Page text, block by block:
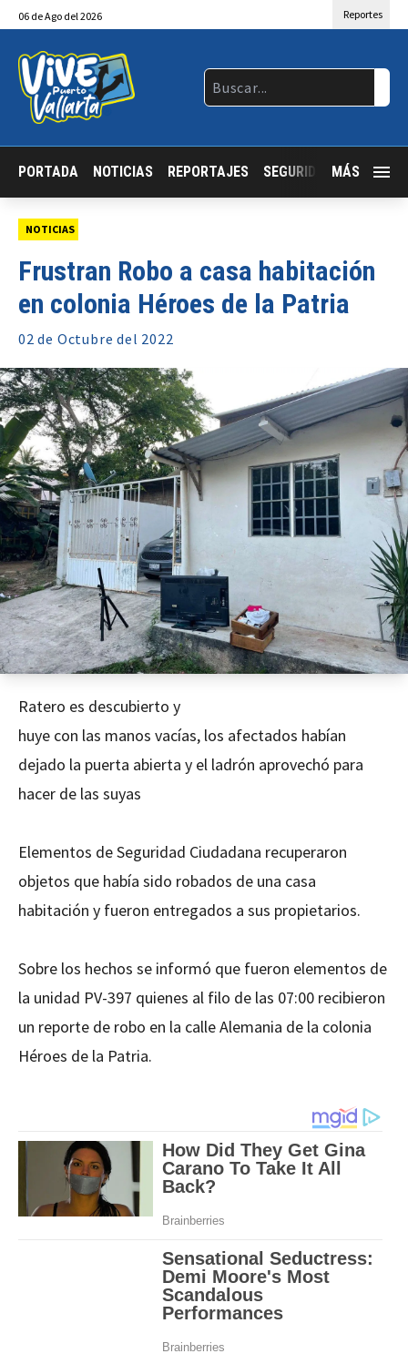
06 deAgo del 2026 Reportes
PORTADA NOTICIAS REPORTAJES SEGURIDAD JALISCO
MÁS
NOTICIAS
Frustran Robo a casa habitación
en colonia Héroes de la Patria
02 de Octubre del 2022
Ratero es descubierto y
huye con las manos vacías, los afectados habían
dejado la puerta abierta y el ladrón aprovechó para
hacer de las suyas
Elementos de Seguridad Ciudadana recuperaron
objetos que había sido robados de una casa
habitación y fueron entregados a sus propietarios.
Sobre los hechos se informó que fueron elementos de
la unidad PV-397 quienes al filo de las 07:00 recibieron
un reporte de robo en la calle Alemania de la colonia
Héroes de la Patria.